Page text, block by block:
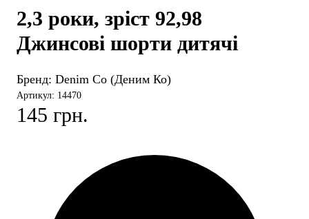
2,3 роки, зріст 92,98
Джинсові шорти дитячі
Бренд: Denim Co (Деним Ко)
Артикул: 14470
145 грн.